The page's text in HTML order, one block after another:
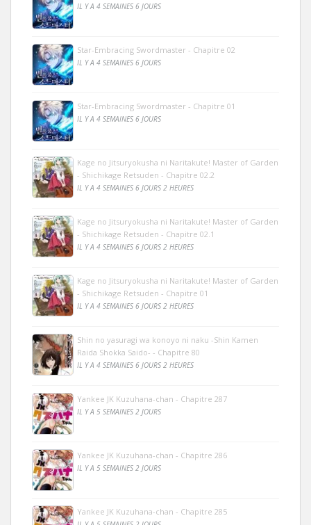
IL Y A 4 SEMAINES 6 JOURS
Star-Embracing Swordmaster - Chapitre 02
IL Y A 4 SEMAINES 6 JOURS
Star-Embracing Swordmaster - Chapitre 01
IL Y A 4 SEMAINES 6 JOURS
Kage no Jitsuryokusha ni Naritakute! Master of Garden
- Shichikage Retsuden - Chapitre 02.2
IL Y A 4 SEMAINES 6 JOURS 2 HEURES
Kage no Jitsuryokusha ni Naritakute! Master of Garden
- Shichikage Retsuden - Chapitre 02.1
IL Y A 4 SEMAINES 6 JOURS 2 HEURES
Kage no Jitsuryokusha ni Naritakute! Master of Garden
- Shichikage Retsuden - Chapitre 01
IL Y A 4 SEMAINES 6 JOURS 2 HEURES
Shin no yasuragi wa konoyo ni naku -Shin Kamen
Raida Shokka Saido- - Chapitre 80
IL Y A 4 SEMAINES 6 JOURS 2 HEURES
Yankee JK Kuzuhana-chan - Chapitre 287
IL Y A 5 SEMAINES 2 JOURS
Yankee JK Kuzuhana-chan - Chapitre 286
IL Y A 5 SEMAINES 2 JOURS
Yankee JK Kuzuhana-chan - Chapitre 285